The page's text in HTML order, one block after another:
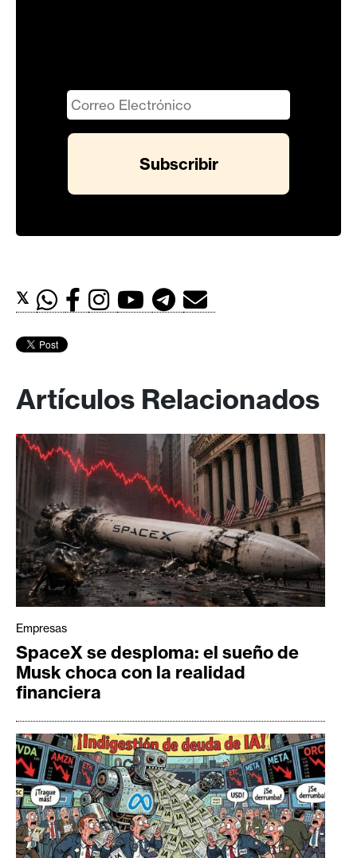
𝕏
Artículos Relacionados
Empresas
SpaceX se desploma: el sueño de
Musk choca con la realidad
financiera